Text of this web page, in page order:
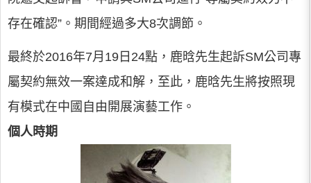
存在確認”。期間經過多大8次調節。
最終於2016年7月19日24點，鹿晗先生起訴SM公司專
屬契約無效一案達成和解，至此，鹿晗先生將按照現
有模式在中國自由開展演藝工作。
個人時期